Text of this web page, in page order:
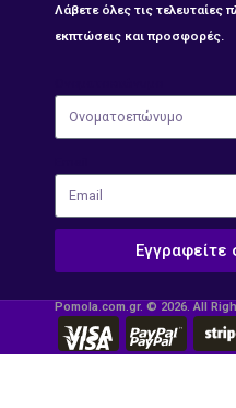
Λάβετε όλες τις τελευταίες
εκπτώσεις και προσφορές.
Εγγραφείτε
Pomola.com.gr. © 2026. All